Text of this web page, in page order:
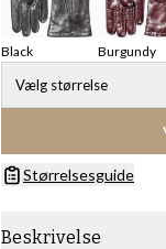
Black Burgundy
Vælg størrelse
Størrelsesguide
Beskrivelse